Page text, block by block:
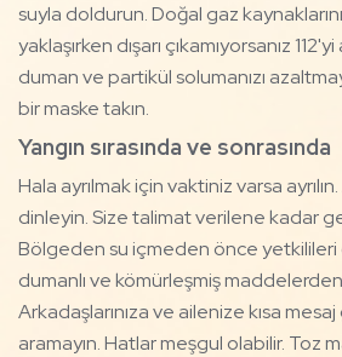
suyla doldurun. Doğal gaz
yaklaşırken dışarı çıkamıyorsanız
duman ve partikül solumanızı
bir maske takın.
Yangın sırasında ve sonrasında
Hala ayrılmak için vaktiniz varsa ayrılın.
dinleyin. Size talimat verilene kadar
Bölgeden su içmeden önce yetkilileri
dumanlı ve kömürleşmiş maddelerden
Arkadaşlarınıza ve ailenize kısa
aramayın. Hatlar meşgul olabilir. Toz